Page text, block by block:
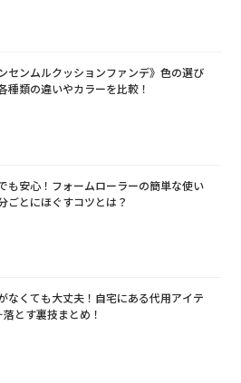
センムルクッションファンデ》色の選び
種類の違いやカラーを比較！
も安心！フォームローラーの簡単な使い
ごとにほぐすコツとは？
なくても大丈夫！自宅にある代用アイテ
とす裏技まとめ！